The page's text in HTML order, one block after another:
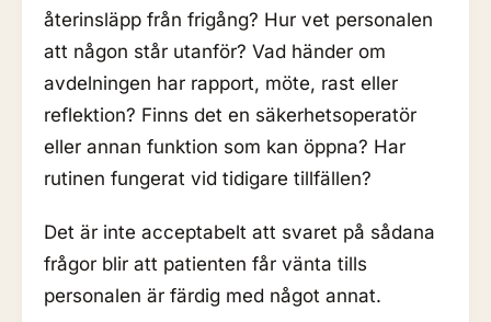
återinsläpp från frigång? Hur vet personalen
att någon står utanför? Vad händer om
avdelningen har rapport, möte, rast eller
reflektion? Finns det en säkerhetsoperatör
eller annan funktion som kan öppna? Har
rutinen fungerat vid tidigare tillfällen?
Det är inte acceptabelt att svaret på sådana
frågor blir att patienten får vänta tills
personalen är färdig med något annat.